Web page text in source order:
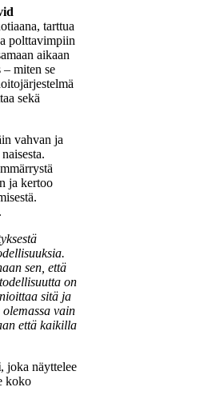
tarttua
polttavimpiin
aikaan
– miten se
sekä
vahvan ja
ja kertoo
sen, että
on
sitä ja
vain
että kaikilla
, joka näyttelee
koko